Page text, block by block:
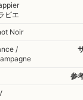
ピエ
Noir
/
参